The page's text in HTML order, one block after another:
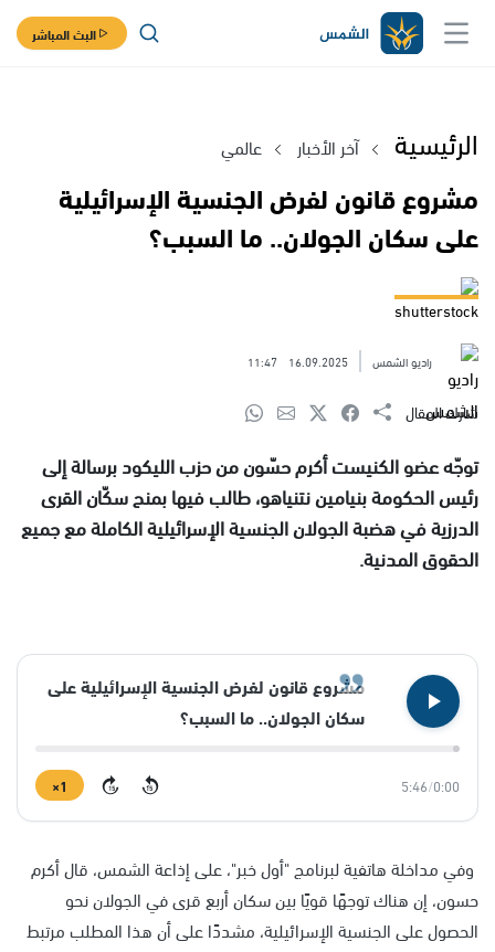
البث المباشر
الرئيسية آخر الأخبار عالمي
مشروع قانون لفرض الجنسية الإسرائيلية
على سكان الجولان.. ما السبب؟
shutterstock
راديو الشمس 16.09.2025
11:47
شارك المقال
توجّه عضو الكنيست أكرم حسّون من حزب الليكود برسالة إلى
رئيس الحكومة بنيامين نتنياهو، طالب فيها بمنح سكّان القرى
الدرزية في هضبة الجولان الجنسية الإسرائيلية الكاملة مع جميع
الحقوق المدنية.
مشروع قانون لفرض الجنسية الإسرائيلية على
سكان الجولان.. ما السبب؟
0:00
/
5:46
15
15
1×
وفي مداخلة هاتفية لبرنامج "أول خبر"، على إذاعة الشمس، قال أكرم
حسون، إن هناك توجهًا قويًا بين سكان أربع قرى في الجولان نحو
الحصول على الجنسية الإسرائيلية، مشددًا على أن هذا المطلب مرتبط